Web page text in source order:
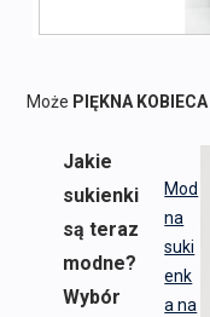
Może PIĘKNA KOBIECA
Mod
na
suki
enk
a na
Jakie
sukienki
są teraz
modne?
Wybór